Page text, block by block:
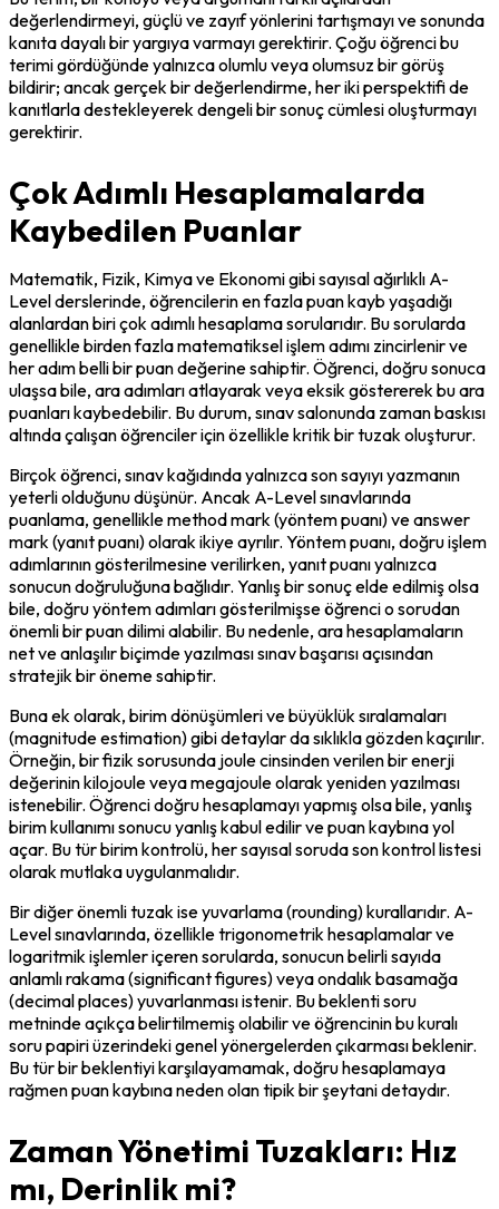
değerlendirmeyi, güçlü ve zayıf yönlerini tartışmayı ve sonunda
kanıta dayalı bir yargıya varmayı gerektirir. Çoğu öğrenci bu
terimi gördüğünde yalnızca olumlu veya olumsuz bir görüş
bildirir; ancak gerçek bir değerlendirme, her iki perspektifi de
kanıtlarla destekleyerek dengeli bir sonuç cümlesi oluşturmayı
gerektirir.
Çok Adımlı Hesaplamalarda
Kaybedilen Puanlar
Matematik, Fizik, Kimya ve Ekonomi gibi sayısal ağırlıklı A-
Level derslerinde, öğrencilerin en fazla puan kayb yaşadığı
alanlardan biri çok adımlı hesaplama sorularıdır. Bu sorularda
genellikle birden fazla matematiksel işlem adımı zincirlenir ve
her adım belli bir puan değerine sahiptir. Öğrenci, doğru sonuca
ulaşsa bile, ara adımları atlayarak veya eksik göstererek bu ara
puanları kaybedebilir. Bu durum, sınav salonunda zaman baskısı
altında çalışan öğrenciler için özellikle kritik bir tuzak oluşturur.
Birçok öğrenci, sınav kağıdında yalnızca son sayıyı yazmanın
yeterli olduğunu düşünür. Ancak A-Level sınavlarında
puanlama, genellikle method mark (yöntem puanı) ve answer
mark (yanıt puanı) olarak ikiye ayrılır. Yöntem puanı, doğru işlem
adımlarının gösterilmesine verilirken, yanıt puanı yalnızca
sonucun doğruluğuna bağlıdır. Yanlış bir sonuç elde edilmiş olsa
bile, doğru yöntem adımları gösterilmişse öğrenci o sorudan
önemli bir puan dilimi alabilir. Bu nedenle, ara hesaplamaların
net ve anlaşılır biçimde yazılması sınav başarısı açısından
stratejik bir öneme sahiptir.
Buna ek olarak, birim dönüşümleri ve büyüklük sıralamaları
(magnitude estimation) gibi detaylar da sıklıkla gözden kaçırılır.
Örneğin, bir fizik sorusunda joule cinsinden verilen bir enerji
değerinin kilojoule veya megajoule olarak yeniden yazılması
istenebilir. Öğrenci doğru hesaplamayı yapmış olsa bile, yanlış
birim kullanımı sonucu yanlış kabul edilir ve puan kaybına yol
açar. Bu tür birim kontrolü, her sayısal soruda son kontrol listesi
olarak mutlaka uygulanmalıdır.
Bir diğer önemli tuzak ise yuvarlama (rounding) kurallarıdır. A-
Level sınavlarında, özellikle trigonometrik hesaplamalar ve
logaritmik işlemler içeren sorularda, sonucun belirli sayıda
anlamlı rakama (significant figures) veya ondalık basamağa
(decimal places) yuvarlanması istenir. Bu beklenti soru
metninde açıkça belirtilmemiş olabilir ve öğrencinin bu kuralı
soru papiri üzerindeki genel yönergelerden çıkarması beklenir.
Bu tür bir beklentiyi karşılayamamak, doğru hesaplamaya
rağmen puan kaybına neden olan tipik bir şeytani detaydır.
Zaman Yönetimi Tuzakları: Hız
mı, Derinlik mi?